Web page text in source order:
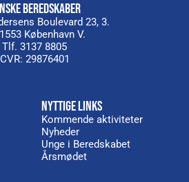
BEREDSKABER
Boulevard 23, 3.
København V.
Tlf. 3137 8805
CVR: 29876401
NYTTIGE LINKS
Kommende aktiviteter
Nyheder
Unge i Beredskabet
Årsmødet